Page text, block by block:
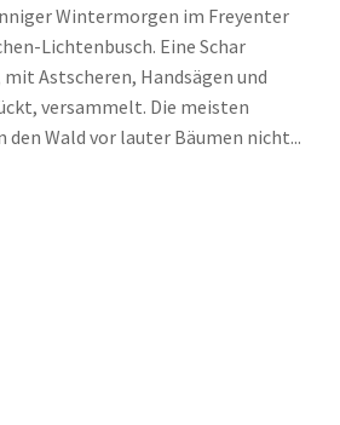
Wintermorgen im Freyenter
Lichtenbusch. Eine Schar
Astscheren, Handsägen und
versammelt. Die meisten
den Wald vor lauter Bäumen nicht...